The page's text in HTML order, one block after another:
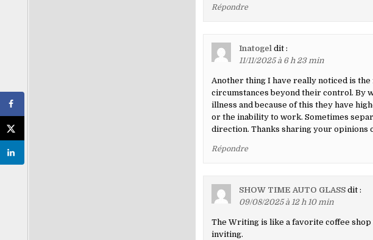
Répondre
Inatogel dit :
11/11/2025 à 6 h 23 min
Another thing I have really noticed is
circumstances beyond their control. By
illness and because of this they have
or the inability to work. Sometimes
direction. Thanks sharing your opinions
Répondre
SHOW TIME AUTO GLASS dit :
09/08/2025 à 12 h 10 min
The Writing is like a favorite coffee
inviting.